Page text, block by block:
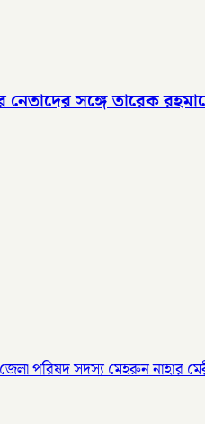
সঙ্গে তারেক
পরিষদ সদস্য মেহরুন নাহার